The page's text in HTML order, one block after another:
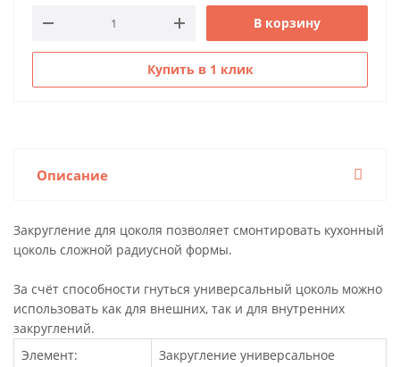
В корзину
Купить в 1 клик
Описание
Закругление для цоколя позволяет смонтировать кухонный
цоколь сложной радиусной формы.
За счёт способности гнуться универсальный цоколь можно
использовать как для внешних, так и для внутренних
закруглений.
Элемент:
Закругление универсальное